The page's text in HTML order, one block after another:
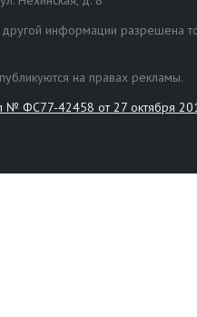
информации разрешена
на правах рекламы.
№ ФС77-42458 от 27 октября